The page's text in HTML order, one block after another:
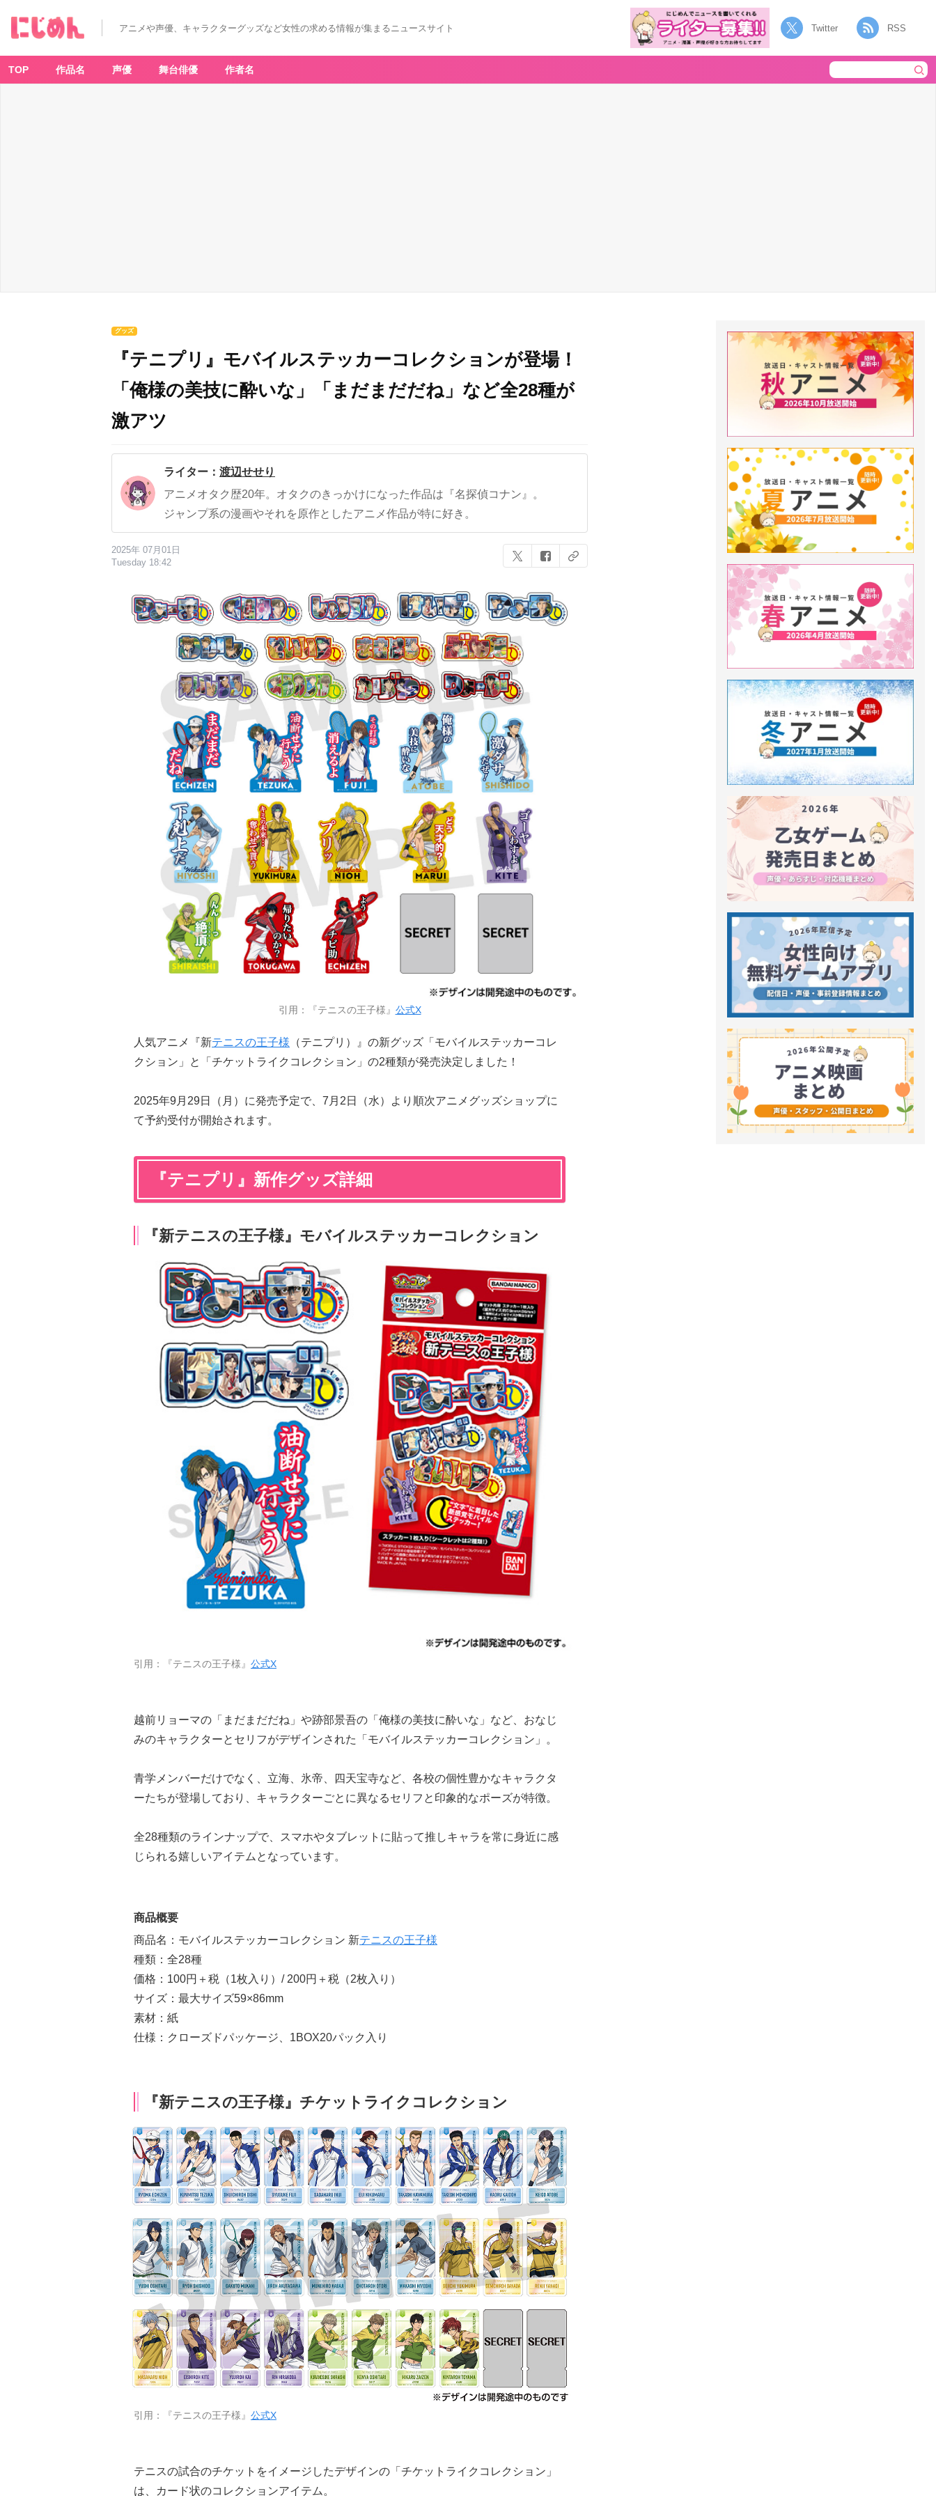
アニメや声優、キャラクターグッズなど女性の求める情報が集まるニュースサイト Twitter RSS
TOP 作品名 声優 舞台俳優 作者名
グッズ
『テニプリ』モバイルステッカーコレクションが登場！
「俺様の美技に酔いな」「まだまだだね」など全28種が
激アツ
ライター： 渡辺せせり
アニメオタク歴20年。オタクのきっかけになった作品は『名探偵コナン』。
ジャンプ系の漫画やそれを原作としたアニメ作品が特に好き。
2025年 07月01日
Tuesday 18:42
引用：『テニスの王子様』 公式X
人気アニメ『新テニスの王子様 （テニプリ）』の新グッズ「モバイルステッカーコレ
クション」と「チケットライクコレクション」の2種類が発売決定しました！
2025年9月29日（月）に発売予定で、7月2日（水）より順次アニメグッズショップに
て予約受付が開始されます。
『テニプリ』新作グッズ詳細
『新テニスの王子様』モバイルステッカーコレクション
引用：『テニスの王子様』 公式X
越前リョーマの「まだまだだね」や跡部景吾の「俺様の美技に酔いな」など、おなじ
みのキャラクターとセリフがデザインされた「モバイルステッカーコレクション」。
青学メンバーだけでなく、立海、氷帝、四天宝寺など、各校の個性豊かなキャラクタ
ーたちが登場しており、キャラクターごとに異なるセリフと印象的なポーズが特徴。
全28種類のラインナップで、スマホやタブレットに貼って推しキャラを常に身近に感
じられる嬉しいアイテムとなっています。
商品概要
商品名：モバイルステッカーコレクション 新テニスの王子様
種類：全28種
価格：100円＋税（1枚入り）/ 200円＋税（2枚入り）
サイズ：最大サイズ59×86mm
素材：紙
仕様：クローズドパッケージ、1BOX20パック入り
『新テニスの王子様』チケットライクコレクション
引用：『テニスの王子様』 公式X
テニスの試合のチケットをイメージしたデザインの「チケットライクコレクション」
は、カード状のコレクションアイテム。